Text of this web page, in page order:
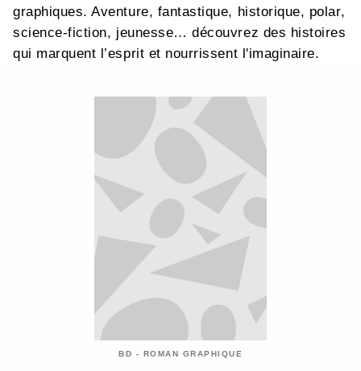
graphiques. Aventure, fantastique, historique, polar,
science-fiction, jeunesse… découvrez des histoires
qui marquent l’esprit et nourrissent l'imaginaire.
BD - ROMAN GRAPHIQUE